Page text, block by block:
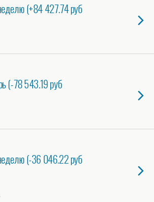
(+84 427.74 руб
(-78 543.19 руб
(-36 046.22 руб